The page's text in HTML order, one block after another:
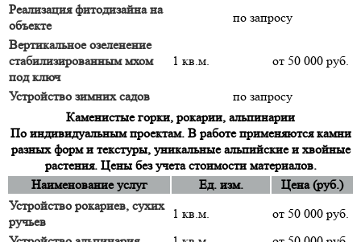
Реализация фитодизайна на
объекте
по запросу
Вертикальное озеленение
стабилизированным мхом
под ключ
1 кв.м. от 50 000 руб.
Устройство зимних садов
по запросу
Каменистые горки, рокарии, альпинарии
По индивидуальным проектам. В работе применяются камни
разных форм и текстуры, уникальные альпийские и хвойные
растения. Цены без учета стоимости материалов.
Наименование услуг
Ед. изм.
Цена (руб.)
Устройство рокариев, сухих
ручьев
1 кв.м.
от 50 000 руб.